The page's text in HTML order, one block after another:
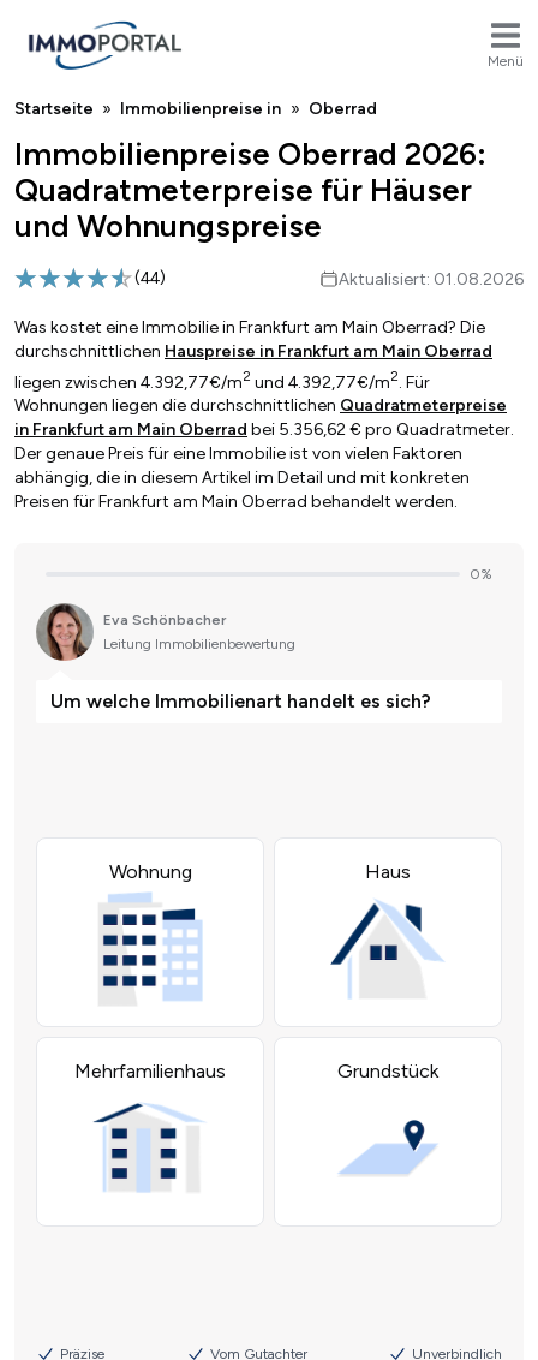
Menü
Breadcrumb
Startseite Immobilienpreise in Oberrad
Immobilienpreise Oberrad 2026:
Quadratmeterpreise für Häuser
und Wohnungspreise
(44) Aktualisiert: 01.08.2026
Was kostet eine Immobilie in Frankfurt am Main Oberrad? Die
durchschnittlichen Hauspreise in Frankfurt am Main Oberrad
liegen zwischen 4.392,77€/m2 und 4.392,77€/m2. Für
Wohnungen liegen die durchschnittlichen Quadratmeterpreise
in Frankfurt am Main Oberrad bei 5.356,62 € pro Quadratmeter.
Der genaue Preis für eine Immobilie ist von vielen Faktoren
abhängig, die in diesem Artikel im Detail und mit konkreten
Preisen für Frankfurt am Main Oberrad behandelt werden.